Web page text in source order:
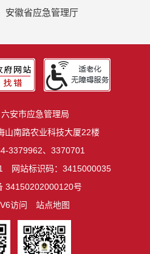
安徽省应急管理厅
安市应急管理局
山南路农业科技大厦22楼
3379962、3370701
网站标识码：3415000035
34150202000120号
访问
站点地图